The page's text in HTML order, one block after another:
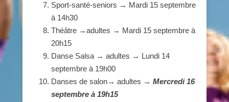
Sport-santé-seniors → Mardi 15 septembre
à 14h30
Théâtre →adultes → Mardi 15 septembre à
20h15
Danse Salsa → adultes → Lundi 14
septembre à 19h00
Danses de salon→ adultes → Mercredi 16
septembre à 19h15